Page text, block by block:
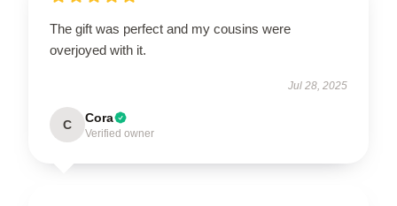
The gift was perfect and my cousins were
overjoyed with it.
Jul 28, 2025
C Cora
Verified owner